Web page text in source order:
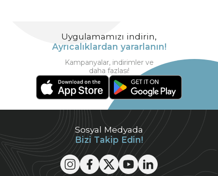
Sosyal Medyada
Bizi Takip Edin!
Uygulamamızı indirin,
Ayrıcalıklardan yararlanın!
Kampanyalar, indirimler ve
daha fazlası!